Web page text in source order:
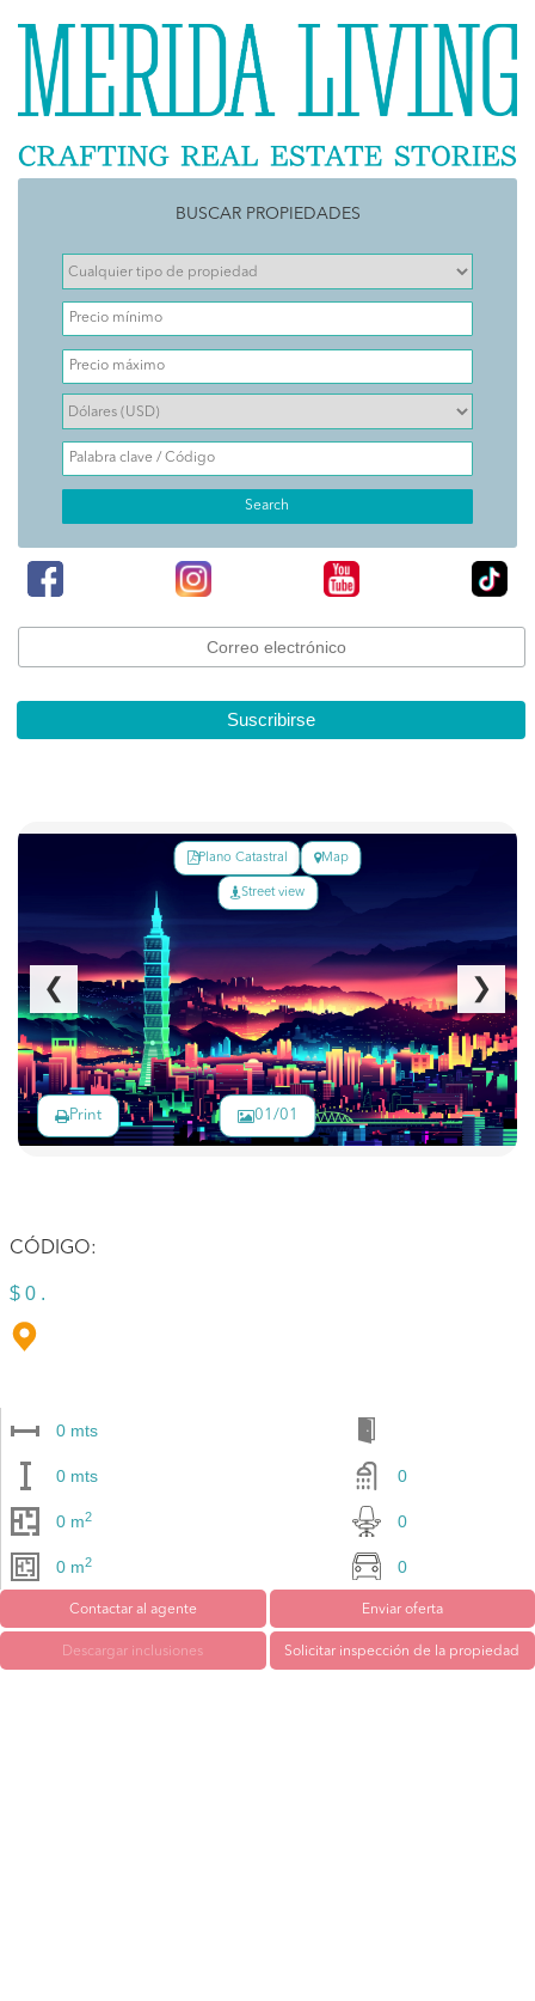
BUSCAR PROPIEDADES
Suscribirse
❮ ❯
Plano Catastral Map
Street view
01/01
Print
CÓDIGO:
$ 0 .
0 mts
0 mts 0
0 m2 0
0 m2 0
Contactar al agente Enviar oferta
Descargar inclusiones Solicitar inspección de la propiedad